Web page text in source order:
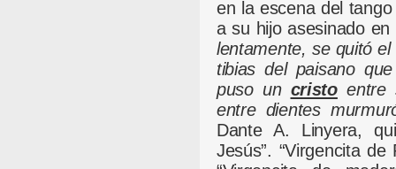
en la escena del
a su hijo asesinado
lentamente, se quitó
tibias del paisano
puso un cristoentre
entre dientes
Dante A. Linyera,
Jesús”. “Virgencita de